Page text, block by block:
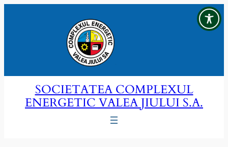
SOCIETATEA COMPLEXUL
ENERGETIC VALEA JIULUI S.A.